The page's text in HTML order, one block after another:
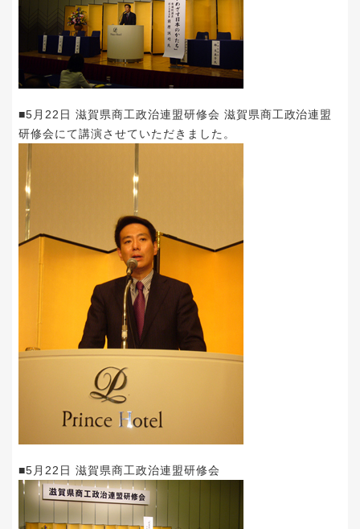
■5月22日 滋賀県商工政治連盟研修会 滋賀県商工政治連盟
研修会にて講演させていただきました。
■5月22日 滋賀県商工政治連盟研修会